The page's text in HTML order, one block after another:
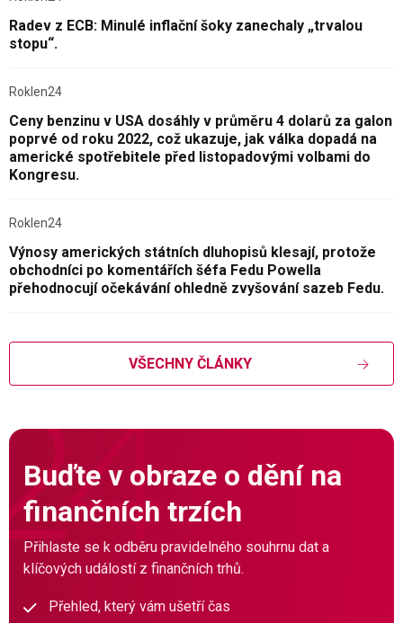
Radev z ECB: Minulé inflační šoky zanechaly „trvalou
stopu“.
Roklen24
Ceny benzinu v USA dosáhly v průměru 4 dolarů za galon
poprvé od roku 2022, což ukazuje, jak válka dopadá na
americké spotřebitele před listopadovými volbami do
Kongresu.
Roklen24
Výnosy amerických státních dluhopisů klesají, protože
obchodníci po komentářích šéfa Fedu Powella
přehodnocují očekávání ohledně zvyšování sazeb Fedu.
VŠECHNY ČLÁNKY
Buďte v obraze o dění na
finančních trzích
Přihlaste se k odběru pravidelného souhrnu dat a
klíčových událostí z finančních trhů.
Přehled, který vám ušetří čas